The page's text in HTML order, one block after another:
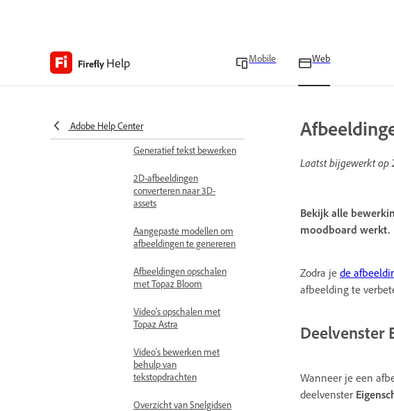
Firefly Help Mobile Web
Adobe Help Centercomplexe workflows
Generatief tekst bewerken
2D-afbeeldingen
converteren naar 3D-
assets
Aangepaste modellen om
afbeeldingen te genereren
Afbeeldingen opschalen
met Topaz Bloom
Video's opschalen met
Topaz Astra
Video's bewerken met
behulp van
tekstopdrachten
Overzicht van Snelgidsen
Laatst bijgewerkt op
Bekijk alle
moodboard werkt.
Zodra je de
afbeelding te
Deelvenster
Wanneer je een
deelvenster